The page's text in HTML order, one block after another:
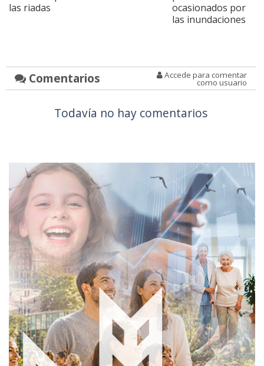
las riadas
ocasionados por
las inundaciones
Comentarios Accede para comentar
como usuario
Todavía no hay comentarios